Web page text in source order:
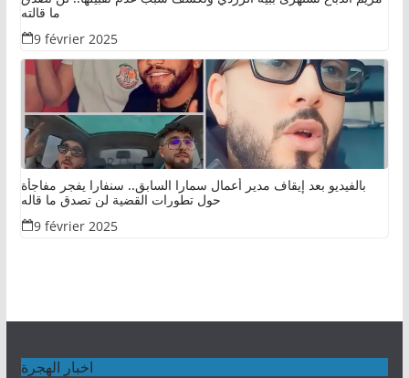
ما قالته
9 février 2025
بالفيديو بعد إيقاف مدير أعمال سمارا السابق.. سنفارا يفجر مفاجأة
حول تطورات القضية لن تصدق ما قاله
9 février 2025
اخبار الهجرة